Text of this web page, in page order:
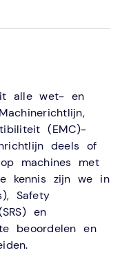
alle wet- en
(EMC)-
deels of
machines met
kennis zijn we in
Safety
en
beoordelen en